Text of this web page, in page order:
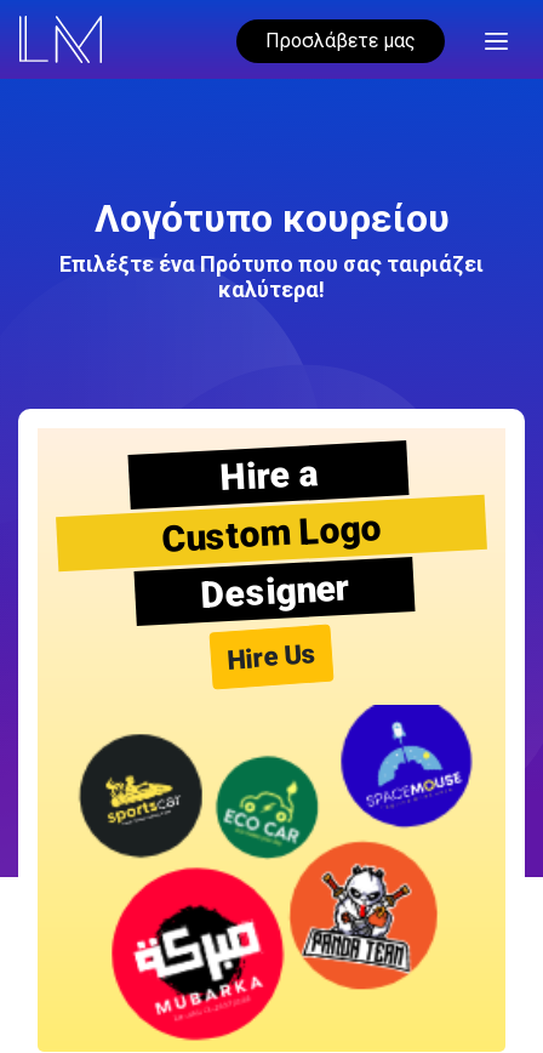
Προσλάβετε μας
Λογότυπο κουρείου
Επιλέξτε ένα Πρότυπο που σας ταιριάζει
καλύτερα!
Hire a
Custom Logo
Designer
Hire Us